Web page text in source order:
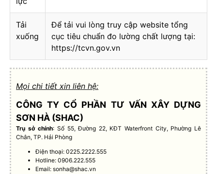
Tải
xuống
Để tải vui lòng truy cập website tổng
cục tiêu chuẩn đo lường chất lượng tại:
https://tcvn.gov.vn
Mọi chi tiết xin liên hệ:
CÔNG TY CỔ PHẦN TƯ VẤN XÂY DỰNG
SƠN HÀ (SHAC)
Trụ sở chính: Số 55, Đường 22, KĐT Waterfront City, Phường Lê
Chân, TP. Hải Phòng
Điện thoại: 0225.2222.555
Hotline: 0906.222.555
Email:sonha@shac.vn